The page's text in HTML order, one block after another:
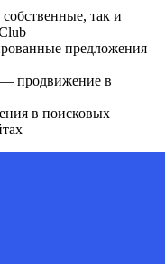
так и
предложения
— продвижение в
в поисковых